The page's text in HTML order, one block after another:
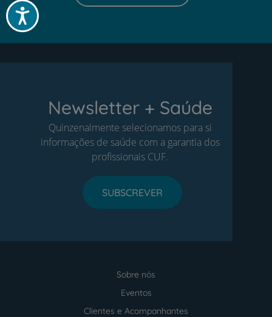
Acessibilidade
Newsletter + Saúde
Quinzenalmente selecionamos para si
informações de saúde com a garantia dos
profissionais CUF.
SUBSCREVER
Sobre nós
Eventos
Clientes e Acompanhantes